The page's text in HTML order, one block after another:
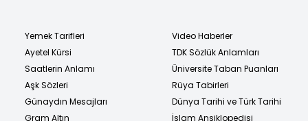
Yemek Tarifleri
Ayetel Kürsi
Saatlerin Anlamı
Aşk Sözleri
Günaydın Mesajları
Gram Altın
Video Haberler
TDK Sözlük Anlamları
Üniversite Taban Puanları
Rüya Tabirleri
Dünya Tarihi ve Türk Tarihi
İslam Ansiklopedisi